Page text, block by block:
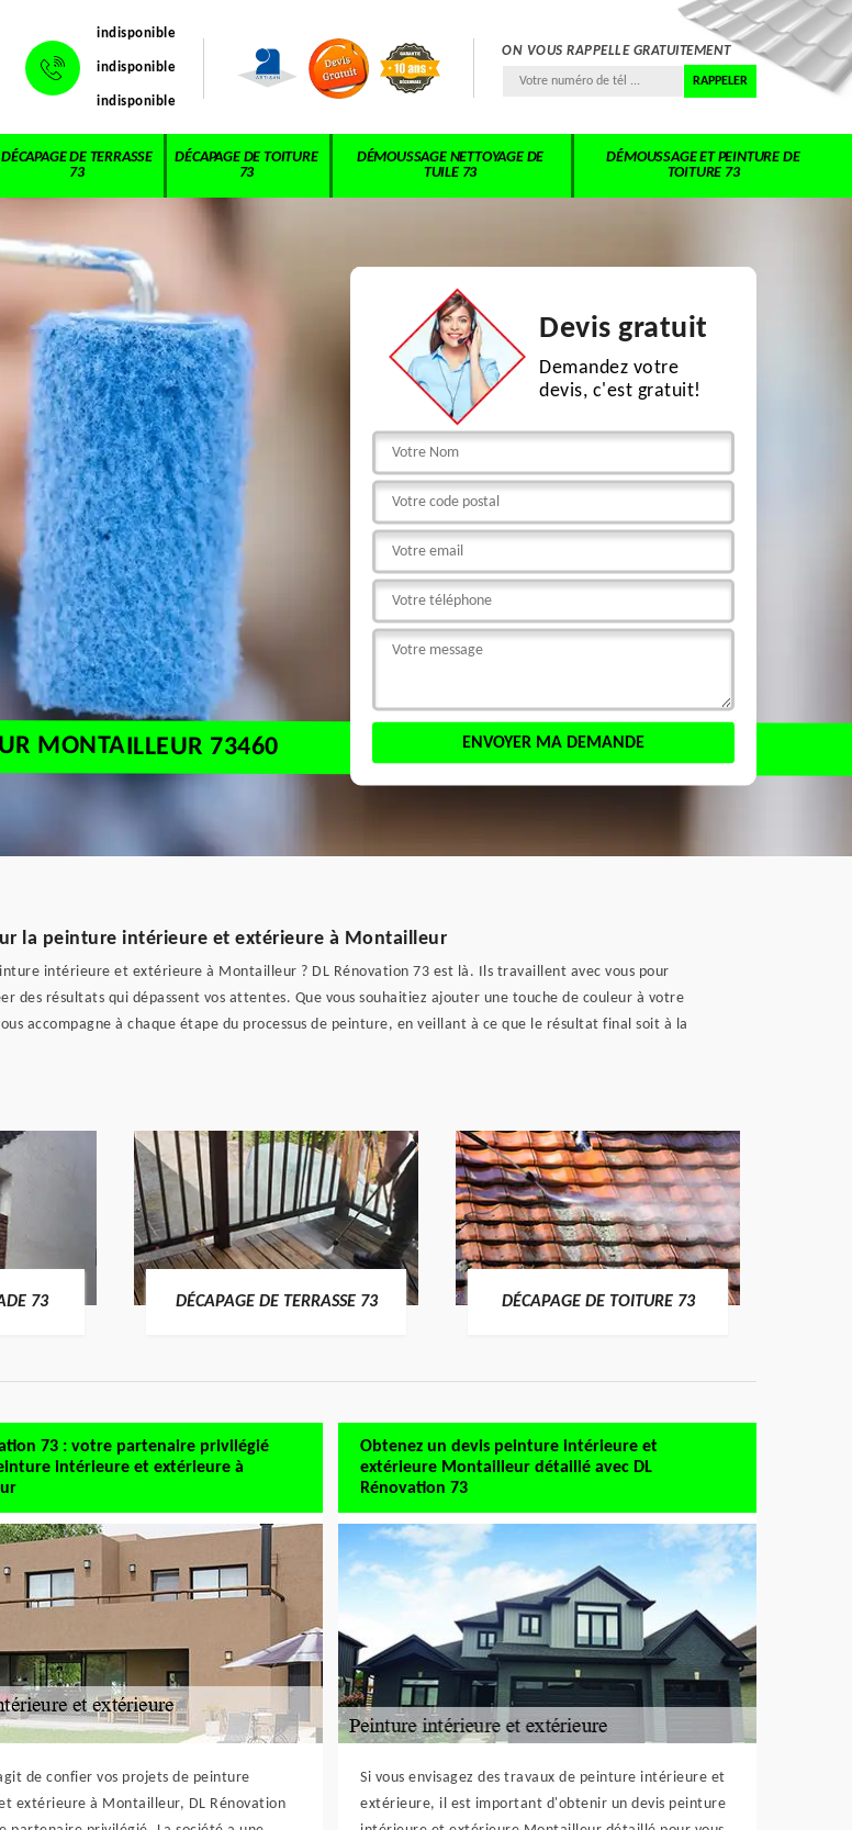
indisponible
indisponible
indisponible
ON VOUS RAPPELLE GRATUITEMENT
DÉCAPAGE DE TERRASSE
73
DÉCAPAGE DE TOITURE
73
DÉMOUSSAGE NETTOYAGE DE
TUILE 73
DÉMOUSSAGE ET PEINTURE DE
TOITURE 73
Devis gratuit
Demandez votre
devis, c'est gratuit!
MONTAILLEUR 73460
la peinture intérieure et extérieure à Montailleur
intérieure et extérieure à Montailleur ? DL Rénovation 73 est là. Ils travaillent avec vous pour
des résultats qui dépassent vos attentes. Que vous souhaitiez ajouter une touche de couleur à votre
accompagne à chaque étape du processus de peinture, en veillant à ce que le résultat final soit à la
73 DÉCAPAGE DE TERRASSE 73 DÉCAPAGE DE TOITURE 73
73 : votre partenaire privilégié
intérieure et extérieure à
de confier vos projets de peinture
extérieure à Montailleur, DL Rénovation
Obtenez un devis peinture intérieure et
extérieure Montailleur détaillé avec DL
Rénovation 73
Si vous envisagez des travaux de peinture intérieure et
extérieure, il est important d'obtenir un devis peinture